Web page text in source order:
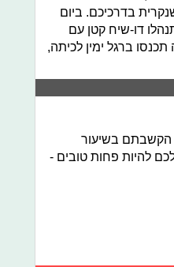
בדרכיכם. ביום
דו-שיח קטן עם
ברגל ימין לכיתה,
הקשבתם בשיעור
להיות פחות טובים -